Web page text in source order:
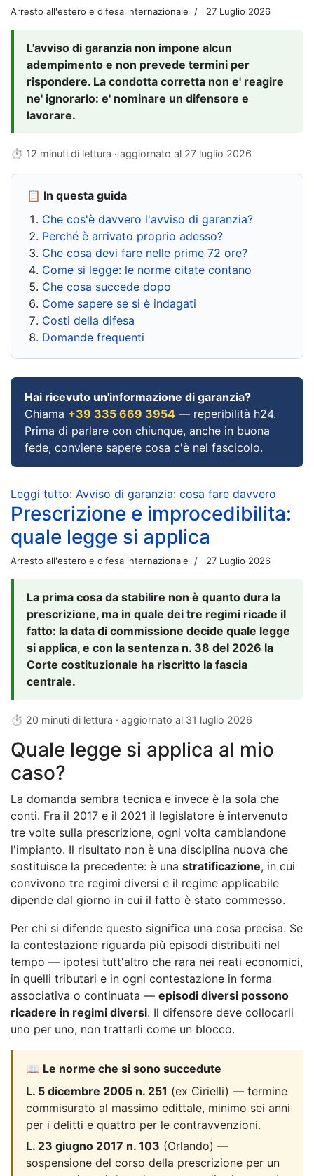
Arresto all'estero e difesa internazionale 27 Luglio 2026
L'avviso di garanzia non impone alcun
adempimento e non prevede termini per
rispondere. La condotta corretta non e' reagire
ne' ignorarlo: e' nominare un difensore e
lavorare.
⏱ 12 minuti di lettura · aggiornato al 27 luglio 2026
📋 In questa guida
Che cos'è davvero l'avviso di garanzia?
Perché è arrivato proprio adesso?
Che cosa devi fare nelle prime 72 ore?
Come si legge: le norme citate contano
Che cosa succede dopo
Come sapere se si è indagati
Costi della difesa
Domande frequenti
Hai ricevuto un'informazione di garanzia?
Chiama +39 335 669 3954 — reperibilità h24.
Prima di parlare con chiunque, anche in buona
fede, conviene sapere cosa c'è nel fascicolo.
Leggi tutto: Avviso di garanzia: cosa fare davvero
Prescrizione e improcedibilita:
quale legge si applica
Arresto all'estero e difesa internazionale 27 Luglio 2026
La prima cosa da stabilire non è quanto dura la
prescrizione, ma in quale dei tre regimi ricade il
fatto: la data di commissione decide quale legge
si applica, e con la sentenza n. 38 del 2026 la
Corte costituzionale ha riscritto la fascia
centrale.
⏱ 20 minuti di lettura · aggiornato al 31 luglio 2026
Quale legge si applica al mio
caso?
La domanda sembra tecnica e invece è la sola che
conti. Fra il 2017 e il 2021 il legislatore è intervenuto
tre volte sulla prescrizione, ogni volta cambiandone
l'impianto. Il risultato non è una disciplina nuova che
sostituisce la precedente: è una stratificazione, in cui
convivono tre regimi diversi e il regime applicabile
dipende dal giorno in cui il fatto è stato commesso.
Per chi si difende questo significa una cosa precisa. Se
la contestazione riguarda più episodi distribuiti nel
tempo — ipotesi tutt'altro che rara nei reati economici,
in quelli tributari e in ogni contestazione in forma
associativa o continuata — episodi diversi possono
ricadere in regimi diversi. Il difensore deve collocarli
uno per uno, non trattarli come un blocco.
📖 Le norme che si sono succedute
L. 5 dicembre 2005 n. 251 (ex Cirielli) — termine
commisurato al massimo edittale, minimo sei anni
per i delitti e quattro per le contravvenzioni.
L. 23 giugno 2017 n. 103 (Orlando) —
sospensione del corso della prescrizione per un